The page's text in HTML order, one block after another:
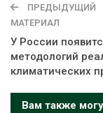
ПРЕДЫДУЩИЙ
МАТЕРИАЛ
У России
методологий
климатических
Вам также